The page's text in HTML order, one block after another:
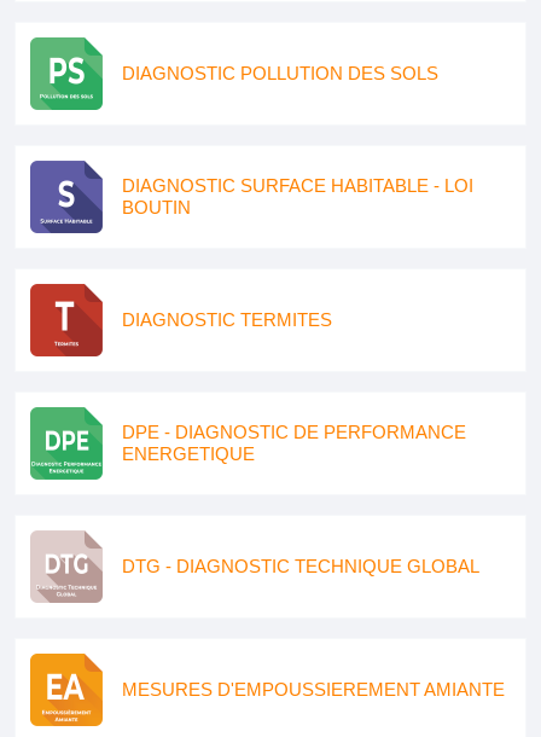
DIAGNOSTIC POLLUTION DES SOLS
DIAGNOSTIC SURFACE HABITABLE - LOI
BOUTIN
DIAGNOSTIC TERMITES
DPE - DIAGNOSTIC DE PERFORMANCE
ENERGETIQUE
DTG - DIAGNOSTIC TECHNIQUE GLOBAL
MESURES D'EMPOUSSIEREMENT AMIANTE